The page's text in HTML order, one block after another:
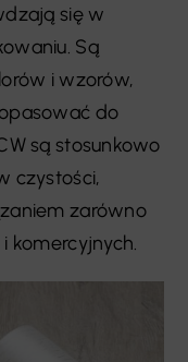
się w
Są
i wzorów,
do
są stosunkowo
czystości,
zarówno
komercyjnych.